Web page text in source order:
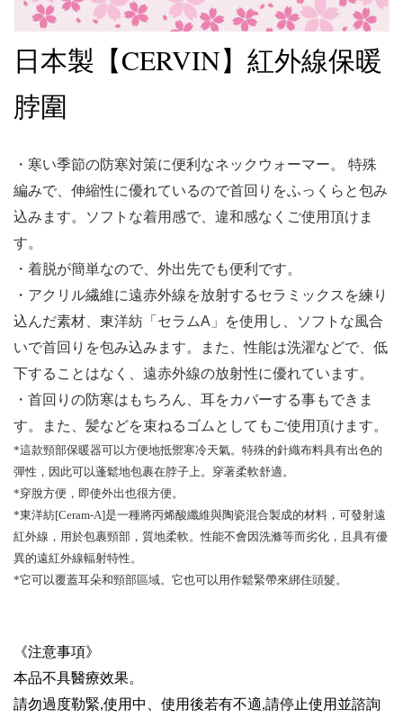
日本製【CERVIN】紅外線保暖
脖圍
・寒い季節の防寒対策に便利なネックウォーマー。
特殊
編みで、伸縮性に優れているので首回りをふっくらと包み
込みます。ソフトな着用感で、違和感なくご使用頂けま
す。
・着脱が簡単なので、外出先でも便利です。
・アクリル繊維に遠赤外線を放射するセラミックスを練り
込んだ素材、東洋紡「セラムA 」を使用し、ソフトな風合
いで首回りを包み込みます。また、性能は洗濯などで、低
下することはなく、遠赤外線の放射性に優れています。
・首回りの防寒はもちろん、耳をカバーする事もできま
す。また、髪などを束ねるゴムとしてもご使用頂けます。
*這款頸部保暖器可以方便地抵禦寒冷天氣。特殊的針織布料具有出色的
彈性，因此可以蓬鬆地包裹在脖子上。穿著柔軟舒適。
*穿脫方便，即使外出也很方便。
*東洋紡[Ceram-A]是一種將丙烯酸纖維與陶瓷混合製成的材料，可發射遠
紅外線，用於包裹頸部，質地柔軟。性能不會因洗滌等而劣化，且具有優
異的遠紅外線輻射特性 。
*它可以覆蓋耳朵和頸部區域。它也可以用作鬆緊帶來綁住頭髮。
《注意事項》
本品不具醫療效果。
請勿過度勒緊,使用中、使用後若有不適,請停止使用並諮詢